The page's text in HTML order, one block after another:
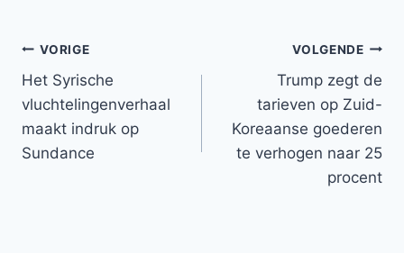
Bericht
navigatie
VORIGE
Het Syrische
vluchtelingenverhaal
maakt indruk op
Sundance
VOLGENDE
Trump zegt de
tarieven op Zuid-
Koreaanse goederen
te verhogen naar 25
procent